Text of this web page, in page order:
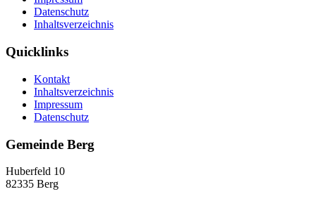
Datenschutz
Inhaltsverzeichnis
Quicklinks
Kontakt
Inhaltsverzeichnis
Impressum
Datenschutz
Gemeinde Berg
Huberfeld 10
82335 Berg